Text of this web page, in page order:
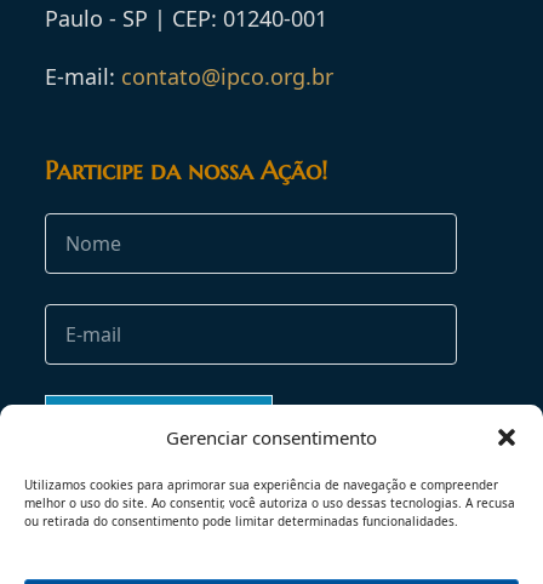
Gerenciar consentimento
Utilizamos cookies para aprimorar sua experiência de navegação e compreender
melhor o uso do site. Ao consentir, você autoriza o uso dessas tecnologias. A recusa
ou retirada do consentimento pode limitar determinadas funcionalidades.
Paulo - SP | CEP: 01240-001
E-mail: contato@ipco.org.br
Participe da nossa Ação!